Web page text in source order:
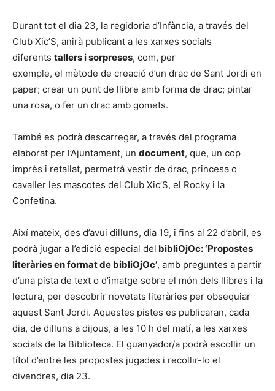
Durant tot el dia 23, la regidoria d’Infància, a través del
Club Xic’S, anirà publicant a les xarxes socials
diferents tallers i sorpreses, com, per
exemple, el mètode de creació d’un drac de Sant Jordi en
paper; crear un punt de llibre amb forma de drac; pintar
una rosa, o fer un drac amb gomets.
També es podrà descarregar, a través del programa
elaborat per l’Ajuntament, un document, que, un cop
imprès i retallat, permetrà vestir de drac, princesa o
cavaller les mascotes del Club Xic’S, el Rocky i la
Confetina.
Així mateix, des d’avui dilluns, dia 19, i fins al 22 d’abril, es
podrà jugar a l’edició especial del bibliOjOc:‘Propostes
literàries en format de bibliOjOc’, amb preguntes a partir
d’una pista de text o d’imatge sobre el món dels llibres i la
lectura, per descobrir novetats literàries per obsequiar
aquest Sant Jordi. Aquestes pistes es publicaran, cada
dia, de dilluns a dijous, a les 10 h del matí, a les xarxes
socials de la Biblioteca. El guanyador/a podrà escollir un
títol d’entre les propostes jugades i recollir-lo el
divendres, dia 23.